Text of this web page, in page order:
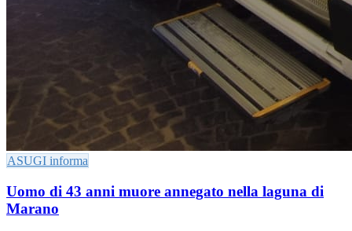
ASUGI informa
Uomo di 43 anni muore annegato nella laguna di
Marano